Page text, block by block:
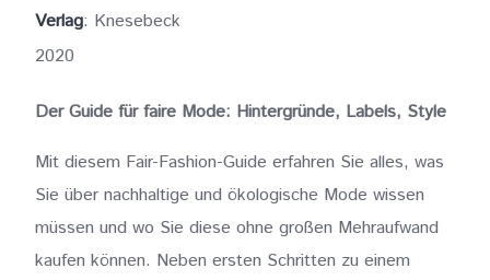
Verlag: Knesebeck
2020
Der Guide für faire Mode: Hintergründe, Labels, Style
Mit diesem Fair-Fashion-Guide erfahren Sie alles, was
Sie über nachhaltige und ökologische Mode wissen
müssen und wo Sie diese ohne großen Mehraufwand
kaufen können. Neben ersten Schritten zu einem